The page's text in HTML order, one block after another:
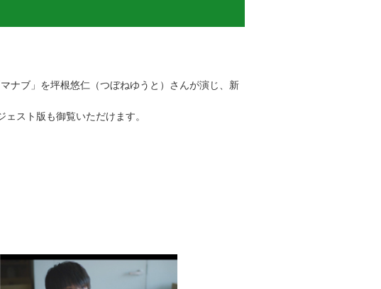
ナブ」を坪根悠仁（つぼねゆうと）さんが演じ、新
スト版も御覧いただけます。